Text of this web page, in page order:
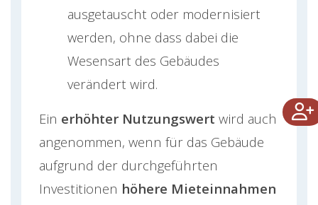
ausgetauscht oder modernisiert
werden, ohne dass dabei die
Wesensart des Gebäudes
verändert wird.
Ein erhöhter Nutzungswert wird auch
angenommen, wenn für das Gebäude
aufgrund der durchgeführten
Investitionen höhere Mieteinnahmen